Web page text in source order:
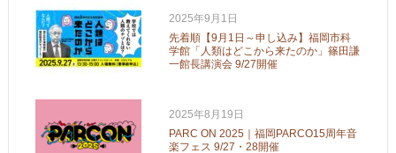
2025年9月1日
先着順【9月1日～申し込み】福岡市科
学館「人類はどこから来たのか」篠田謙
一館長講演会 9/27開催
2025年8月19日
PARC ON 2025｜福岡PARCO15周年音
楽フェス 9/27・28開催